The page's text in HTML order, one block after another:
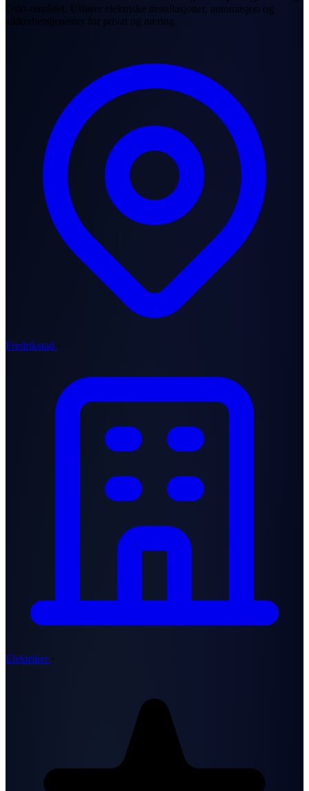
Oslo-området. Utfører elektriske installasjoner, automasjon og
sikkerhetstjenester for privat og næring.
Fredrikstad ·
Elektriker ·